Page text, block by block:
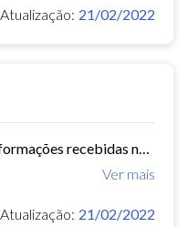
Atualização: 21/02/2022
Ver mais
Atualização: 21/02/2022